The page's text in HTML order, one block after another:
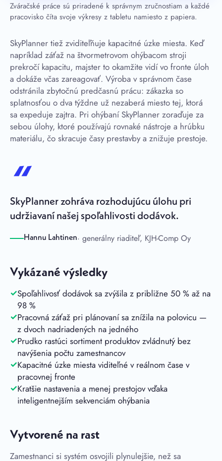
Zváračské práce sú priradené k správnym zručnostiam a každé
pracovisko číta svoje výkresy z tabletu namiesto z papiera.
SkyPlanner tiež zviditeľňuje kapacitné úzke miesta. Keď
napríklad záťaž na štvormetrovom ohýbacom stroji
prekročí kapacitu, majster to okamžite vidí vo fronte úloh
a dokáže včas zareagovať. Výroba v správnom čase
odstránila zbytočnú predčasnú prácu: zákazka so
splatnosťou o dva týždne už nezaberá miesto tej, ktorá
sa expeduje zajtra. Pri ohýbaní SkyPlanner zoraďuje za
sebou úlohy, ktoré používajú rovnaké nástroje a hrúbku
materiálu, čo skracuje časy prestavby a znižuje prestoje.
SkyPlanner zohráva rozhodujúcu úlohu pri
udržiavaní našej spoľahlivosti dodávok.
Hannu Lahtinen· generálny riaditeľ, KJH-Comp Oy
Vykázané výsledky
Spoľahlivosť dodávok sa zvýšila z približne 50 % až na
98 %
Pracovná záťaž pri plánovaní sa znížila na polovicu —
z dvoch nadriadených na jedného
Prudko rastúci sortiment produktov zvládnutý bez
navýšenia počtu zamestnancov
Kapacitné úzke miesta viditeľné v reálnom čase v
pracovnej fronte
Kratšie nastavenia a menej prestojov vďaka
inteligentnejším sekvenciám ohýbania
Vytvorené na rast
Zamestnanci si systém osvojili plynulejšie, než sa